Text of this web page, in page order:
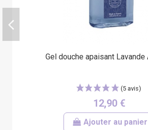
Gel douche apaisant Lavande
12,90 €
Ajouter au panier